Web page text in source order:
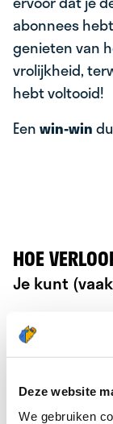
Deze website
We gebruiken
abonnees
genieten van
vrolijkheid,
hebt voltooid!
Eenwin-win
HOE
Je kunt
1
2